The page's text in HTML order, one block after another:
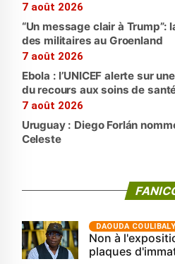
7 août 2026
“Un message clair à Trump”:
des militaires au Groenland
7 août 2026
Ebola : l’UNICEF alerte sur
du recours aux soins de
7 août 2026
Uruguay : Diego Forlán
Celeste
‎DAOUDA COULIBALY
Non à
plaques